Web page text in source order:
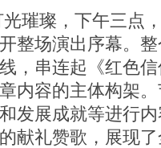
璀璨，下午三点
整场演出序幕。
，串连起《红色
内容的主体构架
发展成就等进行
献礼赞歌，展现